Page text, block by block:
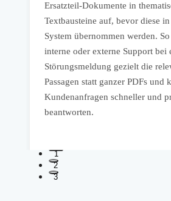
Ersatzteil-Dokumente in
Textbausteine auf, bevor diese
System übernommen werden.
interne oder externe Support bei
Störungsmeldung gezielt die
Passagen statt ganzer PDFs und
Kundenanfragen schneller und
beantworten.
1
2
3